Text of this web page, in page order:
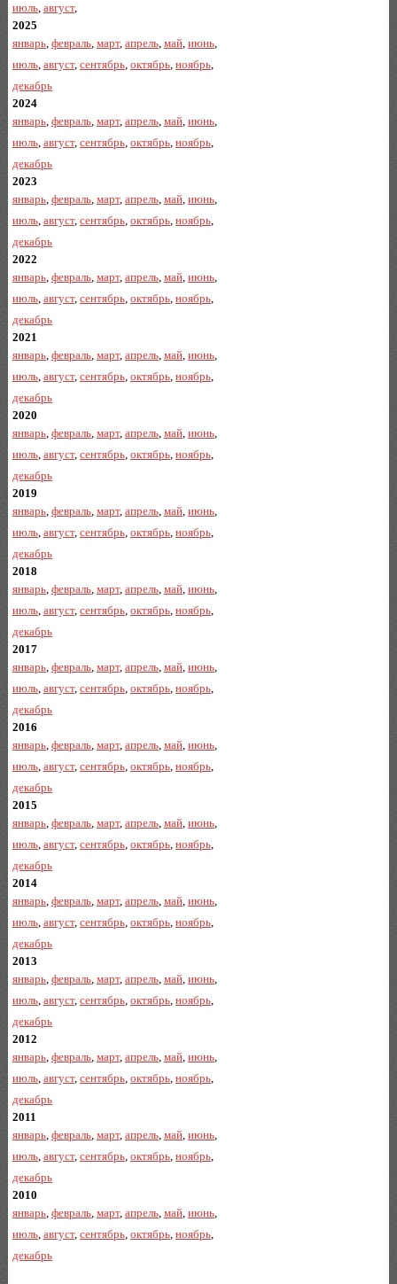
июль, август,
2025
январь, февраль, март, апрель, май, июнь,
июль, август, сентябрь, октябрь, ноябрь,
декабрь
2024
январь, февраль, март, апрель, май, июнь,
июль, август, сентябрь, октябрь, ноябрь,
декабрь
2023
январь, февраль, март, апрель, май, июнь,
июль, август, сентябрь, октябрь, ноябрь,
декабрь
2022
январь, февраль, март, апрель, май, июнь,
июль, август, сентябрь, октябрь, ноябрь,
декабрь
2021
январь, февраль, март, апрель, май, июнь,
июль, август, сентябрь, октябрь, ноябрь,
декабрь
2020
январь, февраль, март, апрель, май, июнь,
июль, август, сентябрь, октябрь, ноябрь,
декабрь
2019
январь, февраль, март, апрель, май, июнь,
июль, август, сентябрь, октябрь, ноябрь,
декабрь
2018
январь, февраль, март, апрель, май, июнь,
июль, август, сентябрь, октябрь, ноябрь,
декабрь
2017
январь, февраль, март, апрель, май, июнь,
июль, август, сентябрь, октябрь, ноябрь,
декабрь
2016
январь, февраль, март, апрель, май, июнь,
июль, август, сентябрь, октябрь, ноябрь,
декабрь
2015
январь, февраль, март, апрель, май, июнь,
июль, август, сентябрь, октябрь, ноябрь,
декабрь
2014
январь, февраль, март, апрель, май, июнь,
июль, август, сентябрь, октябрь, ноябрь,
декабрь
2013
январь, февраль, март, апрель, май, июнь,
июль, август, сентябрь, октябрь, ноябрь,
декабрь
2012
январь, февраль, март, апрель, май, июнь,
июль, август, сентябрь, октябрь, ноябрь,
декабрь
2011
январь, февраль, март, апрель, май, июнь,
июль, август, сентябрь, октябрь, ноябрь,
декабрь
2010
январь, февраль, март, апрель, май, июнь,
июль, август, сентябрь, октябрь, ноябрь,
декабрь